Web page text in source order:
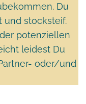
Du
und stocksteif.
potenziellen
leidest Du
oder/und